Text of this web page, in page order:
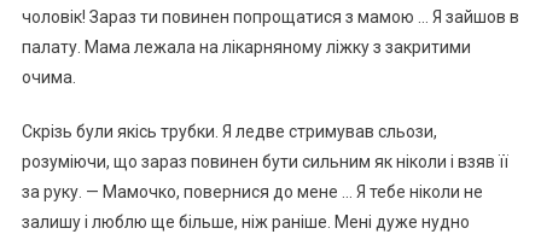
чоловік! Зараз ти повинен попрощатися з мамою … Я зайшов в
палату. Мама лежала на лікарняному ліжку з закритими
очима.
Скрізь були якісь трубки. Я ледве стримував сльози,
розуміючи, що зараз повинен бути сильним як ніколи і взяв її
за руку. — Мамочко, повернися до мене … Я тебе ніколи не
залишу і люблю ще більше, ніж раніше. Мені дуже нудно